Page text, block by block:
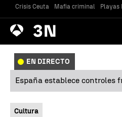
Crisis Ceuta Mafia criminal Playas
Antena
3 Noticias
EN DIRECTO
España establece controles
Cultura